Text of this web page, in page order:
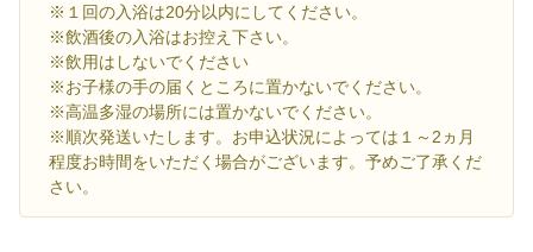
※１回の入浴は20分以内にしてください。
※飲酒後の入浴はお控え下さい。
※飲用はしないでください
※お子様の手の届くところに置かないでください。
※高温多湿の場所には置かないでください。
※順次発送いたします。お申込状況によっては１～2ヵ月
程度お時間をいただく場合がございます。予めご了承くだ
さい。